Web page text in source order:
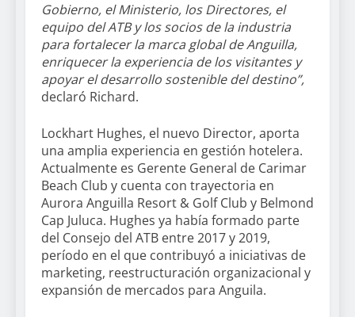
Gobierno, el Ministerio, los Directores, el
equipo del ATB y los socios de la industria
para fortalecer la marca global de Anguilla,
enriquecer la experiencia de los visitantes y
apoyar el desarrollo sostenible del destino”,
declaró Richard.
Lockhart Hughes, el nuevo Director, aporta
una amplia experiencia en gestión hotelera.
Actualmente es Gerente General de Carimar
Beach Club y cuenta con trayectoria en
Aurora Anguilla Resort & Golf Club y Belmond
Cap Juluca. Hughes ya había formado parte
del Consejo del ATB entre 2017 y 2019,
período en el que contribuyó a iniciativas de
marketing, reestructuración organizacional y
expansión de mercados para Anguila.